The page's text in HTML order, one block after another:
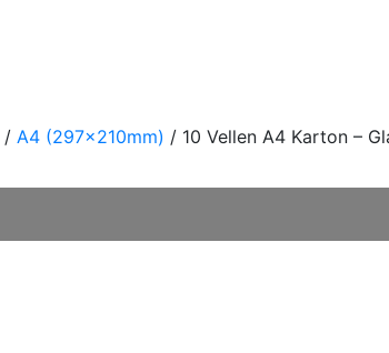
/ A4 (297x210mm) / 10 Vellen A4 Karton –